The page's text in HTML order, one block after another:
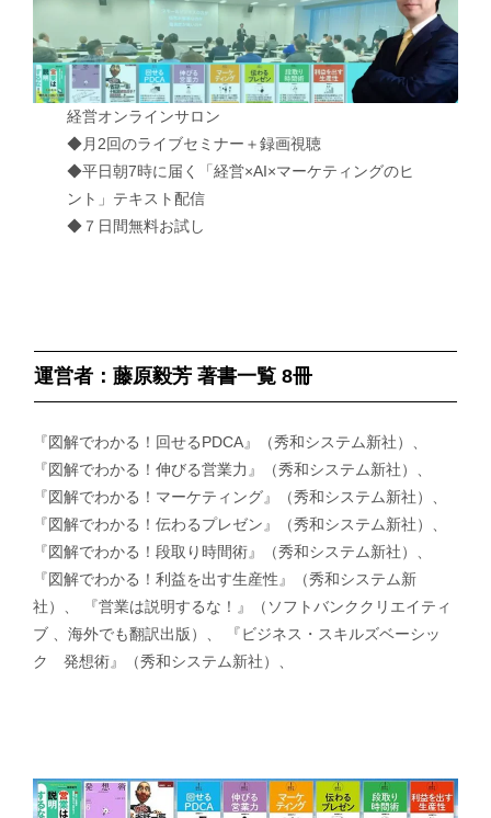
経営オンラインサロン
◆月2回のライブセミナー＋録画視聴
◆平日朝7時に届く「経営×AI×マーケティングのヒ
ント」テキスト配信
◆７日間無料お試し
運営者：藤原毅芳 著書一覧 8冊
『図解でわかる！回せるPDCA』（秀和システム新社）、
『図解でわかる！伸びる営業力』（秀和システム新社）、
『図解でわかる！マーケティング』（秀和システム新社）、
『図解でわかる！伝わるプレゼン』（秀和システム新社）、
『図解でわかる！段取り時間術』（秀和システム新社）、
『図解でわかる！利益を出す生産性』（秀和システム新
社）、 『営業は説明するな！』（ソフトバンククリエイティ
ブ 、海外でも翻訳出版）、 『ビジネス・スキルズベーシッ
ク 発想術』（秀和システム新社）、